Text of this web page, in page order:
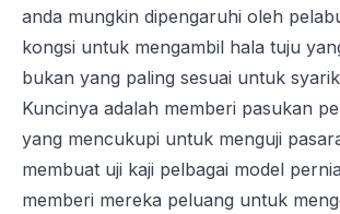
anda mungkin dipengaruhi oleh
kongsi untuk mengambil hala tuju
bukan yang paling sesuai untuk
Kuncinya adalah memberi pasukan
yang mencukupi untuk menguji
membuat uji kaji pelbagai model
memberi mereka peluang untuk